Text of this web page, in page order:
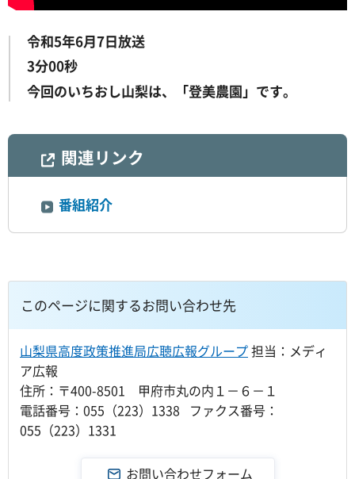
令和5年6月7日放送
3分00秒
今回のいちおし山梨は、「登美農園」です。
関連リンク
番組紹介
このページに関するお問い合わせ先
山梨県高度政策推進局広聴広報グループ担当：メディ
ア広報
住所：〒400-8501 甲府市丸の内１－６－１
電話番号：055（223）1338 ファクス番号：
055（223）1331